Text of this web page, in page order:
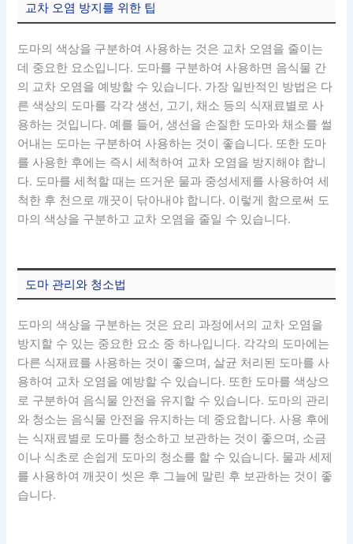
교차 오염 방지를 위한 팁
도마의 색상을 구분하여 사용하는 것은 교차 오염을 줄이는
데 중요한 요소입니다. 도마를 구분하여 사용하면 음식물 간
의 교차 오염을 예방할 수 있습니다. 가장 일반적인 방법은 다
른 색상의 도마를 각각 생선, 고기, 채소 등의 식재료별로 사
용하는 것입니다. 예를 들어, 생선을 손질한 도마와 채소를 썰
어내는 도마는 구분하여 사용하는 것이 좋습니다. 또한 도마
를 사용한 후에는 즉시 세척하여 교차 오염을 방지해야 합니
다. 도마를 세척할 때는 뜨거운 물과 중성세제를 사용하여 세
척한 후 천으로 깨끗이 닦아내야 합니다. 이렇게 함으로써 도
마의 색상을 구분하고 교차 오염을 줄일 수 있습니다.
도마 관리와 청소법
도마의 색상을 구분하는 것은 요리 과정에서의 교차 오염을
방지할 수 있는 중요한 요소 중 하나입니다. 각각의 도마에는
다른 식재료를 사용하는 것이 좋으며, 살균 처리된 도마를 사
용하여 교차 오염을 예방할 수 있습니다. 또한 도마를 색상으
로 구분하여 음식물 안전을 유지할 수 있습니다. 도마의 관리
와 청소는 음식물 안전을 유지하는 데 중요합니다. 사용 후에
는 식재료별로 도마를 청소하고 보관하는 것이 좋으며, 소금
이나 식초로 손쉽게 도마의 청소를 할 수 있습니다. 물과 세제
를 사용하여 깨끗이 씻은 후 그늘에 말린 후 보관하는 것이 좋
습니다.